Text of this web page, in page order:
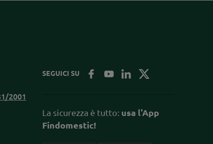
2001
SEGUICI SU
La sicurezza è tutto: usa l'App
Findomestic!